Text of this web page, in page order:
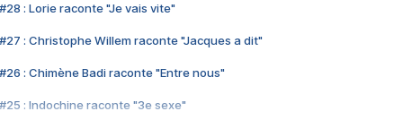
#28 : Lorie raconte "Je vais vite"
#27 : Christophe Willem raconte "Jacques a dit"
#26 : Chimène Badi raconte "Entre nous"
#25 : Indochine raconte "3e sexe"